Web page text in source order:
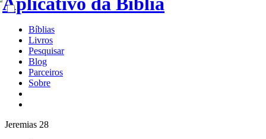
Bíblias
Livros
Pesquisar
Blog
Parceiros
Sobre
Jeremias 28